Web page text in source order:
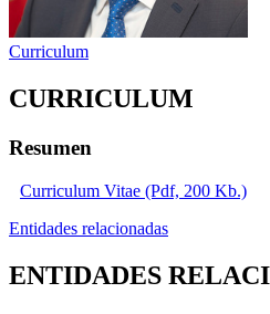
Curriculum
CURRICULUM
Resumen
Curriculum Vitae (Pdf, 200 Kb.)
Entidades relacionadas
ENTIDADES